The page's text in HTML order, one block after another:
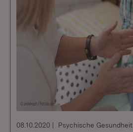
08.10.2020 Psychische Gesundheit